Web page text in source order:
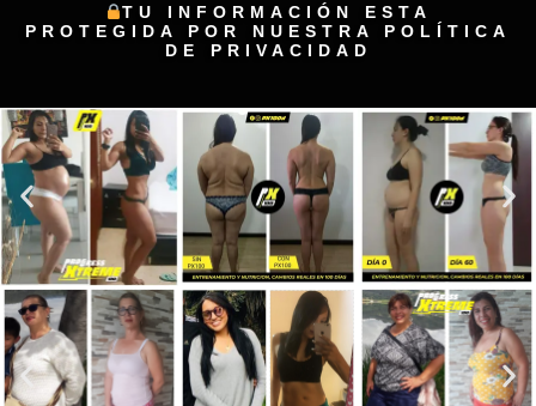
TU INFORMACIÓN ESTA
PROTEGIDA POR NUESTRA POLÍTICA
DE PRIVACIDAD